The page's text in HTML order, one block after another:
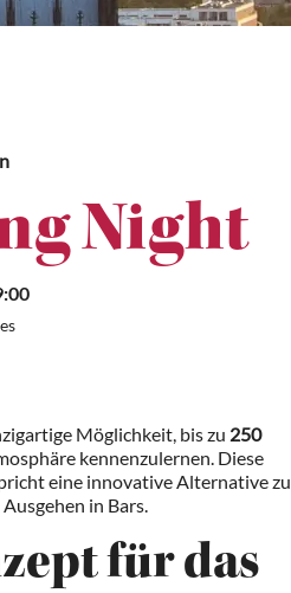
Night
Möglichkeit, bis zu 250
kennenzulernen. Diese
eine innovative Alternative zu
in Bars.
für das